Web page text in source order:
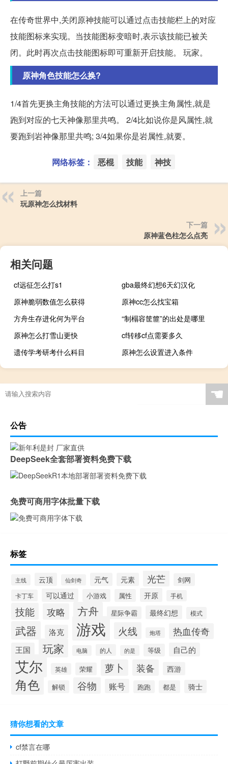
在传奇世界中,关闭原神技能可以通过点击技能栏上的对应
技能图标来实现。当技能图标变暗时,表示该技能已被关
闭。此时再次点击技能图标即可重新开启技能。 玩家。
原神角色技能怎么换?
1/4首先更换主角技能的方法可以通过更换主角属性,就是
跑到对应的七天神像那里共鸣。 2/4比如说你是风属性,就
要跑到岩神像那里共鸣; 3/4如果你是岩属性,就要。
网络标签： 恶棍 技能 神技
上一篇
玩原神怎么找材料
下一篇
原神蓝色柱怎么点亮
相关问题
cf远征怎么打s1
gba最终幻想6天幻汉化
原神脆弱数值怎么获得
原神cc怎么找宝箱
方舟生存进化何为平台
“制榻容筐篚”的出处是哪里
原神怎么打雪山更快
cf转移cf点需要多久
遗传学考研考什么科目
原神怎么设置进入条件
☚
公告
DeepSeek全套部署资料免费下载
免费可商用字体批量下载
标签
主线 云顶 仙剑奇 元气 元素 光芒 剑网
卡丁车 可以通过 小游戏 属性 开原 手机
技能 攻略 方舟 星际争霸 最终幻想 模式
武器 洛克 游戏 火线 炮塔 热血传奇
王国 玩家 电脑 的人 的是 等级 自己的
艾尔 英雄 荣耀 萝卜 装备 西游
角色 解锁 谷物 账号 跑跑 都是 骑士
猜你想看的文章
cf禁言在哪